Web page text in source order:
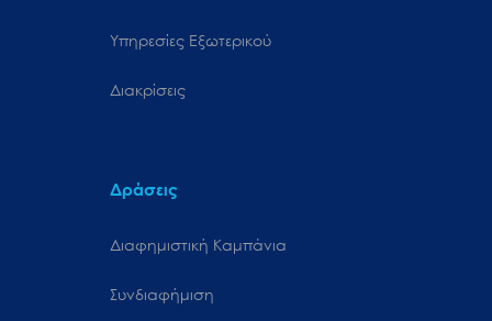
Υπηρεσίες Εξωτερικού
Διακρίσεις
Δράσεις
Διαφημιστική Καμπάνια
Συνδιαφήμιση